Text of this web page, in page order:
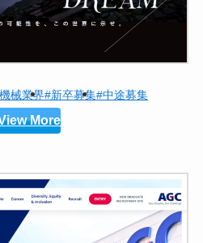
械業界#新卒募集#中途募集
More